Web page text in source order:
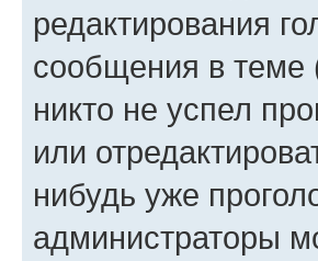
редактирования
сообщения в теме
никто не успел
или
нибудь уже
администраторы